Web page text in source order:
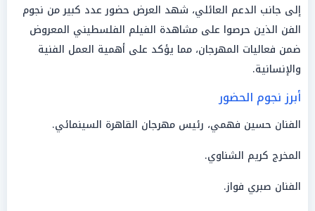
إلى جانب الدعم العائلي، شهد العرض حضور عدد كبير من نجوم
الفن الذين حرصوا على مشاهدة الفيلم الفلسطيني المعروض
ضمن فعاليات المهرجان، مما يؤكد على أهمية العمل الفنية
والإنسانية.
أبرز نجوم الحضور
الفنان حسين فهمي، رئيس مهرجان القاهرة السينمائي.
المخرج كريم الشناوي.
الفنان صبري فواز.